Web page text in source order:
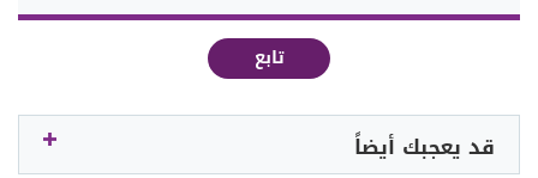
تابع
قد يعجبك أيضاً